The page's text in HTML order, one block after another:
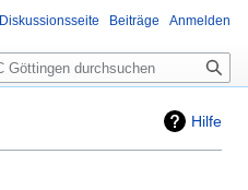
Hilfe
Diskussionsseite Beiträge Anmelden